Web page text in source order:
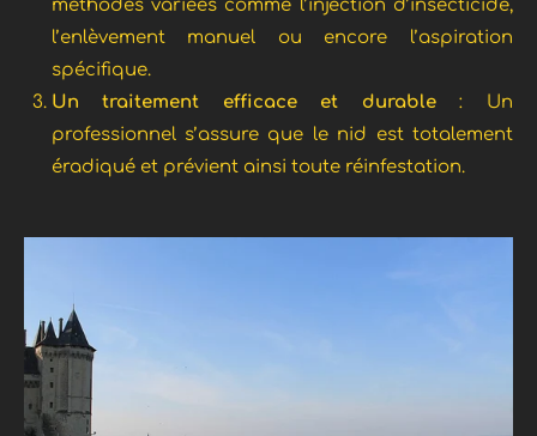
méthodes variées comme l’injection d’insecticide,
l’enlèvement manuel ou encore l’aspiration
spécifique.
Un traitement efficace et durable
: Un
professionnel s’assure que le nid est totalement
éradiqué et prévient ainsi toute réinfestation.